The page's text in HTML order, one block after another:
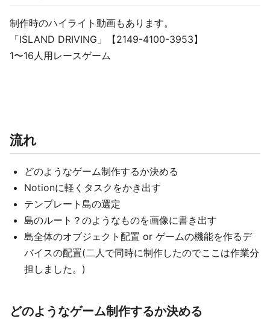
制作時のハイライト動画もあります。
「ISLAND DRIVING」【2149-4100-3953】
1〜16人用レースゲーム
流れ
どのようなゲーム制作するか決める
Notionに軽くタスクをかき出す
テンプレート島の選定
島のルート？のようなものを画像に書き出す
島全体のオブジェクト配置 or ゲームの機能を作るデ
バイスの配置(二人で同時に制作したのでここは作業分
担しました。)
どのようなゲーム制作するか決める